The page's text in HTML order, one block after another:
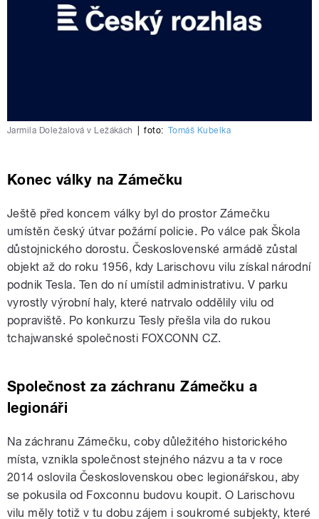
Jarmila Doležalová v Ležákách foto: Tomáš Kubelka
Konec války na Zámečku
Ještě před koncem války byl do prostor Zámečku
umístěn český útvar požární policie. Po válce pak Škola
důstojnického dorostu. Československé armádě zůstal
objekt až do roku 1956, kdy Larischovu vilu získal národní
podnik Tesla. Ten do ní umístil administrativu. V parku
vyrostly výrobní haly, které natrvalo oddělily vilu od
popraviště. Po konkurzu Tesly přešla vila do rukou
tchajwanské společnosti FOXCONN CZ.
Společnost za záchranu Zámečku a
legionáři
Na záchranu Zámečku, coby důležitého historického
místa, vznikla společnost stejného názvu a ta v roce
2014 oslovila Československou obec legionářskou, aby
se pokusila od Foxconnu budovu koupit. O Larischovu
vilu měly totiž v tu dobu zájem i soukromé subjekty, které